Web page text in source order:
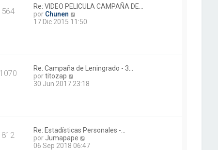
e
o
e
564
Re: VIDEO PELICULA CAMPAÑA DE…
por Chunen
e
m
m
e
17 Dic 2015 11:50
1070
Re: Campaña de Leningrado - 3…
portitozap
e
m
o
m
30 Jun 2017 23:18
812
Re: Estadísticas Personales -…
por Jumapape
e
06 Sep 2018 06:47